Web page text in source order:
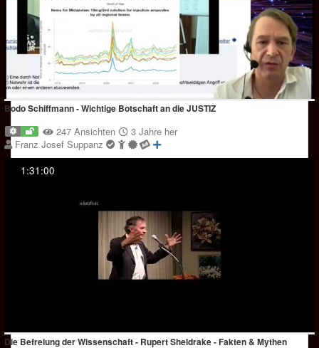
Bodo Schiffmann - Wichtige Botschaft an die JUSTIZ
247 Ansichten
3 Jahre her
Franz Josef Suppanz
1:31:00
Die Befreiung der Wissenschaft - Rupert Sheldrake - Fakten & Mythen